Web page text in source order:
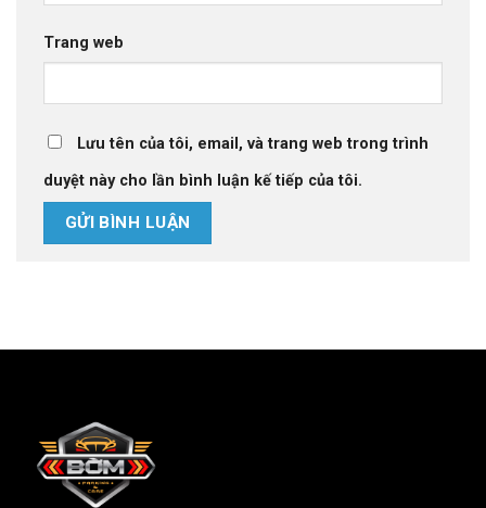
Trang web
Lưu tên của tôi, email, và trang web trong trình
duyệt này cho lần bình luận kế tiếp của tôi.